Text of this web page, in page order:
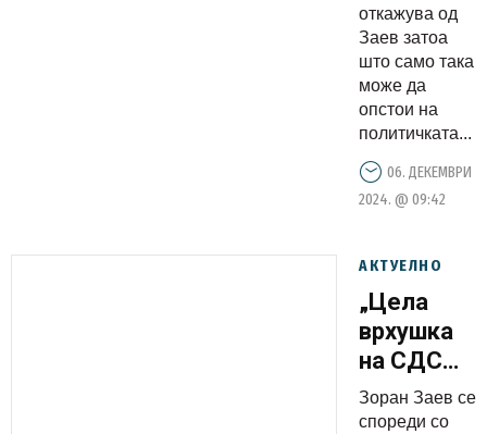
и
лажните
ветувања
откажува од
Заев затоа
што само така
може да
опстои на
политичката...
06. ДЕКЕМВРИ
2024. @ 09:42
АКТУЕЛНО
„Цела
врхушка
на СДСМ
и на
Владата
Зоран Заев се
спореди со